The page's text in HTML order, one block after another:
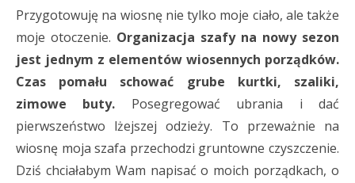
Przygotowuję na wiosnę nie tylko moje ciało, ale także
moje otoczenie. Organizacja szafy na nowy sezon
jest jednym z elementów wiosennych porządków.
Czas pomału schować grube kurtki, szaliki,
zimowe buty. Posegregować ubrania i dać
pierwszeństwo lżejszej odzieży. To przeważnie na
wiosnę moja szafa przechodzi gruntowne czyszczenie.
Dziś chciałabym Wam napisać o moich porządkach, o